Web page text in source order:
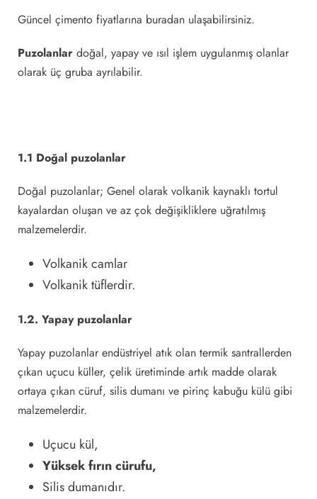
Güncel çimento fiyatlarına buradan ulaşabilirsiniz.
Puzolanlar doğal, yapay ve ısıl işlem uygulanmış olanlar
olarak üç gruba ayrılabilir.
1.1 Doğal puzolanlar
Doğal puzolanlar; Genel olarak volkanik kaynaklı tortul
kayalardan oluşan ve az çok değişikliklere uğratılmış
malzemelerdir.
Volkanik camlar
Volkanik tüflerdir.
1.2. Yapay puzolanlar
Yapay puzolanlar endüstriyel atık olan termik santrallerden
çıkan uçucu küller, çelik üretiminde artık madde olarak
ortaya çıkan cüruf, silis dumanı ve pirinç kabuğu külü gibi
malzemelerdir.
Uçucu kül,
Yüksek fırın cürufu,
Silis dumanıdır.